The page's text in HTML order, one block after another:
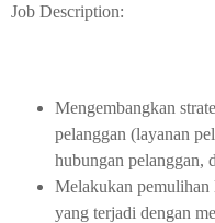
Job Description:
Mengembangkan
pelanggan (layanan
hubungan pelanggan,
Melakukan pemulihan
yang terjadi dengan